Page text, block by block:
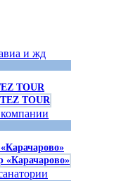
и жд
TOUR